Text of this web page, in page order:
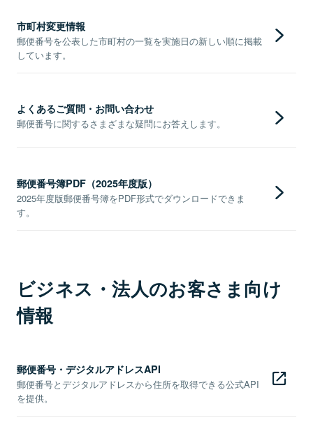
市町村変更情報
郵便番号を公表した市町村の一覧を実施日の新しい順に掲載
しています。
よくあるご質問・お問い合わせ
郵便番号に関するさまざまな疑問にお答えします。
郵便番号簿PDF（2025年度版）
2025年度版郵便番号簿をPDF形式でダウンロードできま
す。
ビジネス・法人のお客さま向け
情報
郵便番号・デジタルアドレスAPI
郵便番号とデジタルアドレスから住所を取得できる公式API
を提供。